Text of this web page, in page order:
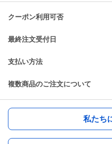
クーポン利用可否
最終注文受付日
支払い方法
複数商品のご注文について
私たち